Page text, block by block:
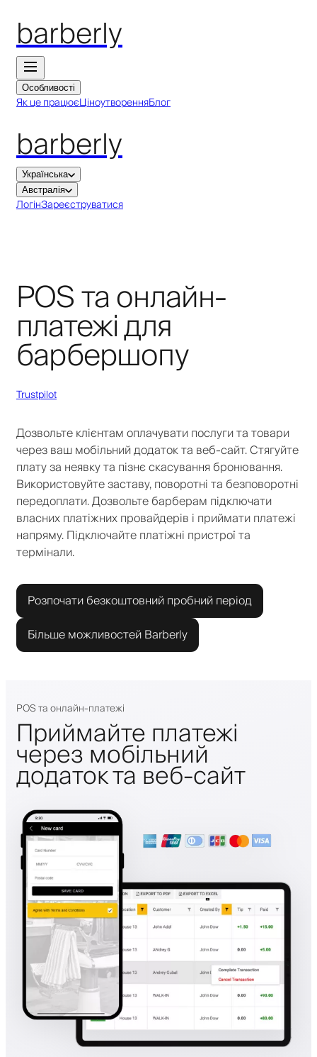
barberly
Особливості
Як це працюєЦіноутворенняБлог
barberly
Українська
Австралія
ЛогінЗареєструватися
POS та онлайн-
платежі для
барбершопу
Trustpilot
Дозвольте клієнтам оплачувати послуги та товари
через ваш мобільний додаток та веб-сайт. Стягуйте
плату за неявку та пізнє скасування бронювання.
Використовуйте заставу, поворотні та безповоротні
передоплати. Дозвольте барберам підключати
власних платіжних провайдерів і приймати платежі
напряму. Підключайте платіжні пристрої та
термінали.
Розпочати безкоштовний пробний період
Більше можливостей Barberly
POS та онлайн-платежі
Приймайте платежі
через мобільний
додаток та веб-сайт